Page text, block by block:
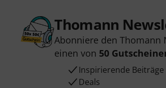
Thomann
Abonniere den Thomann
einen von 50
Inspirierende Beiträge
Deals